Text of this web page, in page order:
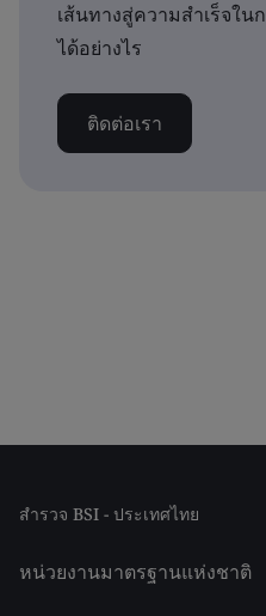
เส้นทางสู่ความสำเร็จใน
ได้อย่างไร
ติดต่อเรา
สำรวจ BSI - ประเทศไทย
หน่วยงานมาตรฐานแห่งชาติ